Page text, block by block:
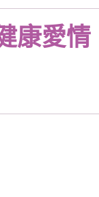
康愛情